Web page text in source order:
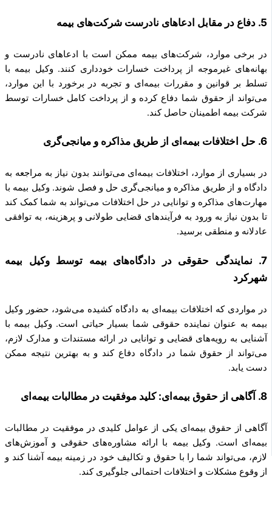
5. دفاع در مقابل ادعاهای نادرست شرکت‌های بیمه
در برخی موارد، شرکت‌های بیمه ممکن است با ادعاهای نادرست و
بهانه‌های غیرموجه از پرداخت خسارات خودداری کنند. وکیل بیمه با
تسلط بر قوانین و مقررات بیمه‌ای و تجربه در برخورد با این موارد،
می‌تواند از حقوق شما دفاع کرده و از پرداخت کامل خسارات توسط
شرکت بیمه اطمینان حاصل کند.
6. حل اختلافات بیمه‌ای از طریق مذاکره و میانجی‌گری
در بسیاری از موارد، اختلافات بیمه‌ای می‌توانند بدون نیاز به مراجعه به
دادگاه و از طریق مذاکره و میانجی‌گری حل و فصل شوند. وکیل بیمه با
مهارت‌های مذاکره و توانایی در حل اختلافات می‌تواند به شما کمک کند
تا بدون نیاز به ورود به فرآیندهای قضایی طولانی و پرهزینه، به توافقی
عادلانه و منطقی برسید.
7. نمایندگی حقوقی در دادگاه‌های بیمه توسط وکیل بیمه
شهرکرد
در مواردی که اختلافات بیمه‌ای به دادگاه کشیده می‌شود، حضور وکیل
بیمه به عنوان نماینده حقوقی شما بسیار حیاتی است. وکیل بیمه با
آشنایی به رویه‌های قضایی و توانایی در ارائه مستندات و مدارک لازم،
می‌تواند از حقوق شما در دادگاه دفاع کند و به بهترین نتیجه ممکن
دست یابد.
8. آگاهی از حقوق بیمه‌ای: کلید موفقیت در مطالبات بیمه‌ای
آگاهی از حقوق بیمه‌ای یکی از عوامل کلیدی در موفقیت در مطالبات
بیمه‌ای است. وکیل بیمه با ارائه مشاوره‌های حقوقی و آموزش‌های
لازم، می‌تواند شما را با حقوق و تکالیف خود در زمینه بیمه آشنا کند و
از وقوع مشکلات و اختلافات احتمالی جلوگیری کند.